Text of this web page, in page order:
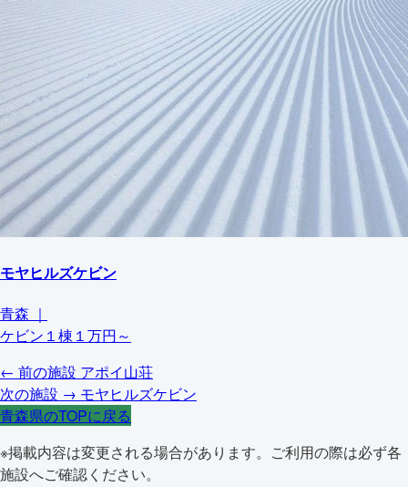
モヤヒルズケビン
青森 ｜
ケビン１棟１万円～
← 前の施設 アポイ山荘
次の施設 → モヤヒルズケビン
青森県のTOPに戻る
※掲載内容は変更される場合があります。ご利用の際は必ず各
施設へご確認ください。